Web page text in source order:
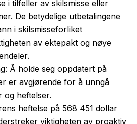
i tilfeller av skilsmisse eller
De betydelige utbetalingene
i skilsmisseforliket
av ektepakt og nøye
Å holde seg oppdatert på
er avgjørende for å unngå
og heftelser.
heftelse på 568 451 dollar
viktigheten av proaktiv